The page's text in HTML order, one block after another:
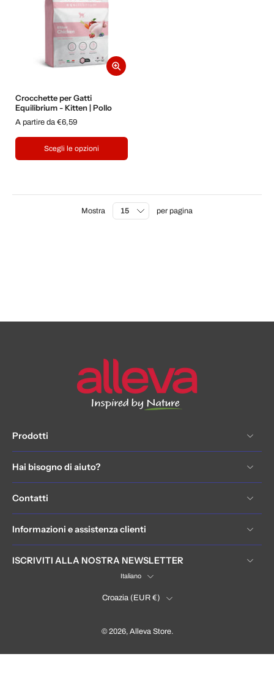
Crocchette per Gatti
Equilibrium - Kitten | Pollo
A partire da €6,59
Scegli le opzioni
Mostra per pagina
Prodotti
Hai bisogno di aiuto?
Contatti
Informazioni e assistenza clienti
ISCRIVITI ALLA NOSTRA NEWSLETTER
Italiano
Croazia ‎(EUR €)‎
© 2026, Alleva Store.